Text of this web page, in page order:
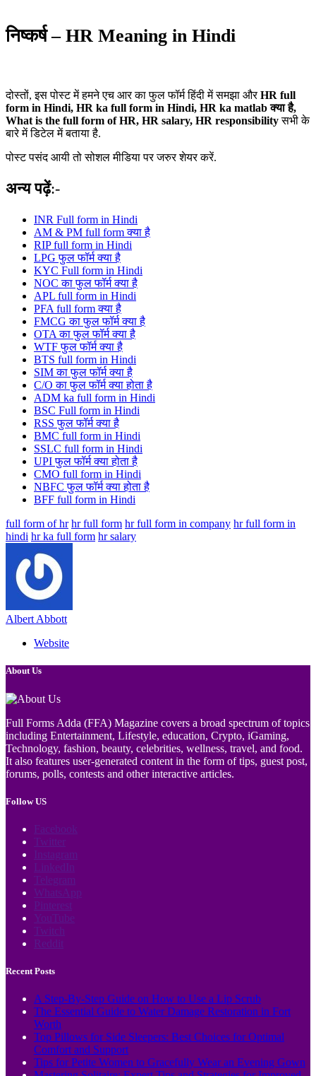
निष्कर्ष – HR Meaning in Hindi
दोस्तों, इस पोस्ट में हमने एच आर का फुल फॉर्म हिंदी में समझा औरHR full
form in Hindi, HR ka full form in Hindi, HR ka matlab क्या है,
What is the full form of HR, HR salary, HR responsibilityसभी के
बारे में डिटेल में बताया है.
पोस्ट पसंद आयी तो सोशल मीडिया पर जरुर शेयर करें.
अन्य पढ़ें:-
INR Full form in Hindi
AM & PM full form क्या है
RIP full form in Hindi
LPG फुल फॉर्म क्या है
KYC Full form in Hindi
NOC का फुल फॉर्म क्या है
APL full form in Hindi
PFA full form क्या है
FMCG का फुल फॉर्म क्या है
OTA का फुल फॉर्म क्या है
WTF फुल फॉर्म क्या है
BTS full form in Hindi
SIM का फुल फॉर्म क्या है
C/O का फुल फॉर्म क्या होता है
ADM ka full form in Hindi
BSC Full form in Hindi
RSS फुल फॉर्म क्या है
BMC full form in Hindi
SSLC full form in Hindi
UPI फुल फॉर्म क्या होता है
CMO full form in Hindi
NBFC फुल फॉर्म क्या होता है
BFF full form in Hindi
full form of hr hr full form hr full form in company hr full form in
hindi hr ka full form hr salary
Albert Abbott
Website
About Us
Full Forms Adda (FFA) Magazine covers a broad spectrum of topics
including Entertainment, Lifestyle, education, Crypto, iGaming,
Technology, fashion, beauty, celebrities, wellness, travel, and food.
It also features user-generated content in the form of tips, guest post,
forums, polls, contests and other interactive articles.
Follow US
Facebook
Twitter
Instagram
LinkedIn
Telegram
WhatsApp
Pinterest
YouTube
Twitch
Reddit
Recent Posts
A Step-By-Step Guide on How to Use a Lip Scrub
The Essential Guide to Water Damage Restoration in Fort
Worth
Top Pillows for Side Sleepers: Best Choices for Optimal
Comfort and Support
Tips for Petite Women to Gracefully Wear an Evening Gown